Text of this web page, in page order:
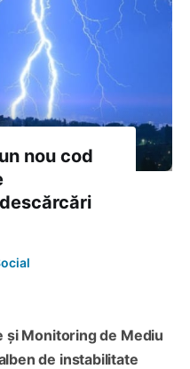
nou cod
Monitoring de Mediu
de instabilitate